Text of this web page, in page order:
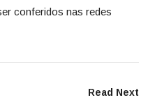
conferidos nas redes
Read Next